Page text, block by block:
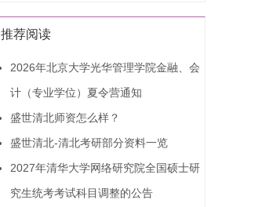
推荐阅读
2026年北京大学光华管理学院金融、会
计（专业学位）夏令营通知
盛世清北师资怎么样？
盛世清北-清北考研部分资料一览
2027年清华大学网络研究院全国硕士研
究生统考考试科目调整的公告